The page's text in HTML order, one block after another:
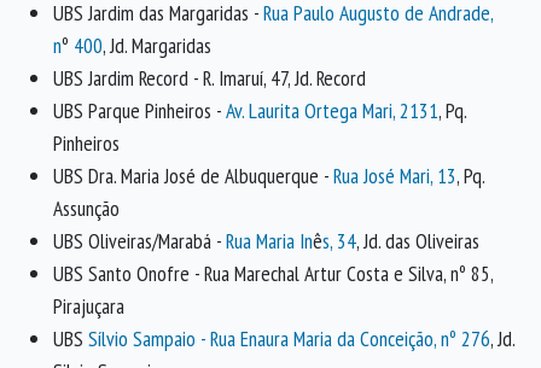
UBS Jardim das Margaridas -Rua Paulo Augusto de Andrade,
nº 400, Jd. Margaridas
UBS Jardim Record - R. Imaruí, 47, Jd. Record
UBS Parque Pinheiros -Av. Laurita Ortega Mari, 2131, Pq.
Pinheiros
UBS Dra. Maria José de Albuquerque -Rua José Mari, 13, Pq.
Assunção
UBS Oliveiras/Marabá -Rua Maria Inês, 34, Jd. das Oliveiras
UBS Santo Onofre - Rua Marechal Artur Costa e Silva, nº 85,
Pirajuçara
UBS Sílvio Sampaio - Rua Enaura Maria da Conceição, nº 276, Jd.